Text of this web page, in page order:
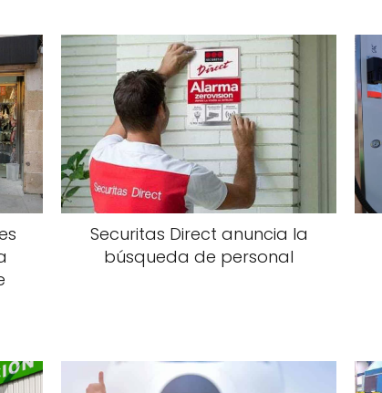
Securitas Direct anuncia la
búsqueda de personal